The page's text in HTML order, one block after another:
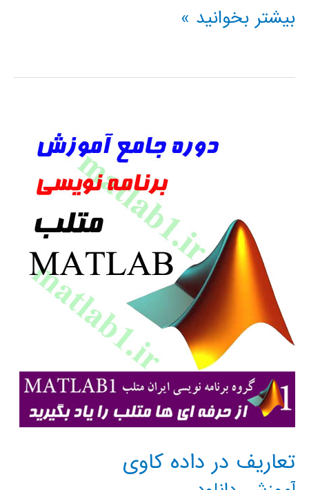
MP00
تشخیص
ویژگی
دسته
بندی
درخت
تصمیم
گیری
بیشتر بخوانید »
تعاریف در داده کاوی